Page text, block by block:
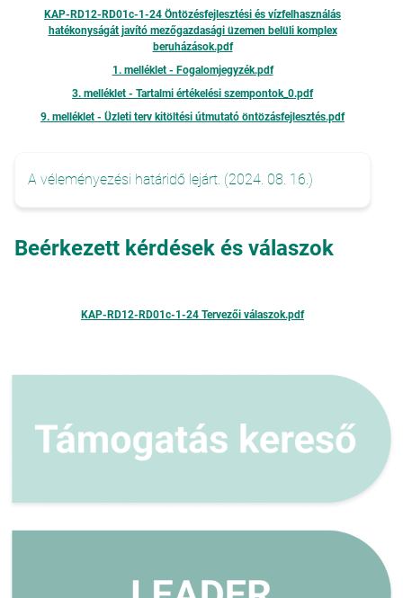
KAP-RD12-RD01c-1-24 Öntözésfejlesztési és vízfelhasználás
hatékonyságát javító mezőgazdasági üzemen belüli komplex
beruházások.pdf
1. melléklet - Fogalomjegyzék.pdf
3. melléklet - Tartalmi értékelési szempontok_0.pdf
9. melléklet - Üzleti terv kitöltési útmutató öntözásfejlesztés.pdf
A véleményezési határidő lejárt. (2024. 08. 16.)
Beérkezett kérdések és válaszok
KAP-RD12-RD01c-1-24 Tervezői válaszok.pdf